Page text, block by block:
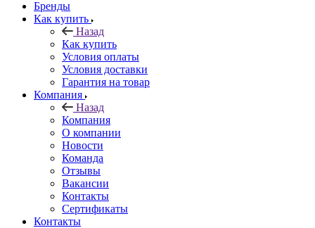
Бренды
Как купить
Назад
Как купить
Условия оплаты
Условия доставки
Гарантия на товар
Компания
Назад
Компания
О компании
Новости
Команда
Отзывы
Вакансии
Контакты
Сертификаты
Контакты